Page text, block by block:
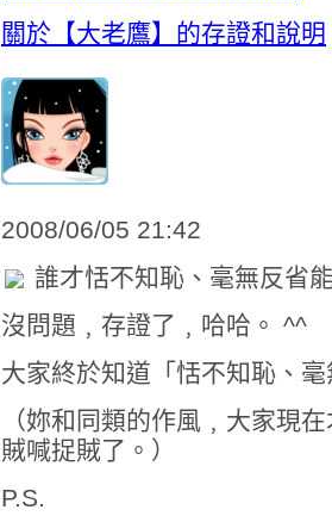
關於【大老鷹】的存證和說明
2008/06/05 21:42
誰才恬不知恥、毫無反省
沒問題﹐存證了﹐哈哈。 ^^
大家終於知道「恬不知恥、
（妳和同類的作風﹐大家現
賊喊捉賊了。）
P.S.